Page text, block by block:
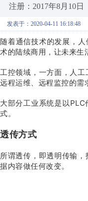
注册：2017年8月10日
发表于：2020-04-11 16:18:48
随着通信技术的发展，
术的陆续商用，让未来生
工控领域，一方面，人
远程运维、远程监控的需
大部分工业系统是以
式。
透传方式
所谓透传，即透明传输
据内容做任何改变。